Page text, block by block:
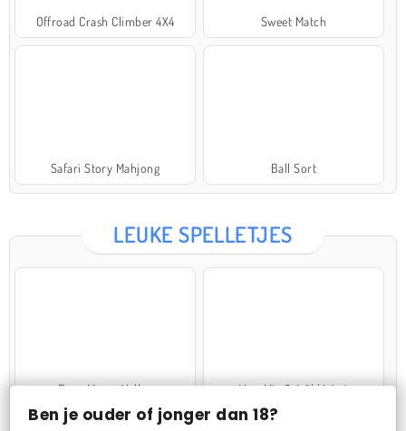
Ben je ouder of jonger dan 18?
Offroad Crash Climber 4X4 Sweet Match
Safari Story Mahjong Ball Sort
LEUKE SPELLETJES
Farm Merge Valley VegaMix 2: Wild West